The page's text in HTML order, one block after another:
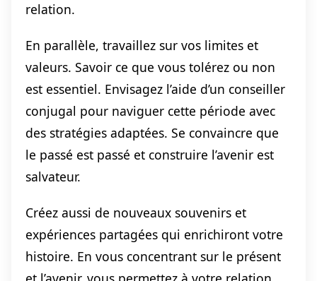
relation.
En parallèle, travaillez sur vos limites et
valeurs. Savoir ce que vous tolérez ou non
est essentiel. Envisagez l’aide d’un conseiller
conjugal pour naviguer cette période avec
des stratégies adaptées. Se convaincre que
le passé est passé et construire l’avenir est
salvateur.
Créez aussi de nouveaux souvenirs et
expériences partagées qui enrichiront votre
histoire. En vous concentrant sur le présent